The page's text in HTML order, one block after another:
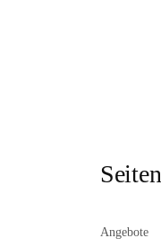
Seiten
Angebote